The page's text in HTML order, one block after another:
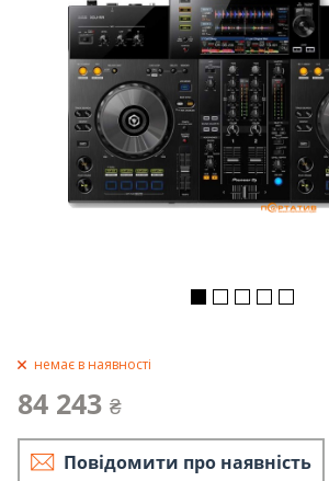
немає в наявності
84 243 ₴
Повідомити про наявність